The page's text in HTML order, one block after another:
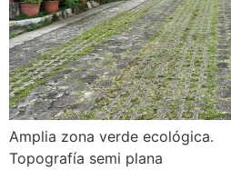
Amplia zona verde ecológica.
Topografía semi plana